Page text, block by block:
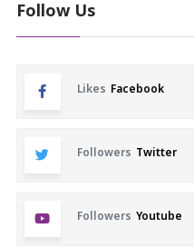
Follow Us
Likes Facebook
Followers Twitter
Followers Youtube